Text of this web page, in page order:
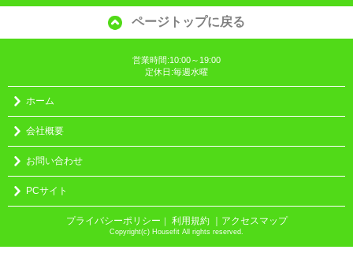
ページトップに戻る
営業時間:10:00～19:00
定休日:毎週水曜
ホーム
会社概要
お問い合わせ
PCサイト
プライバシーポリシー ｜ 利用規約 ｜アクセスマップ
Copyright(c) Housefit All rights reserved.